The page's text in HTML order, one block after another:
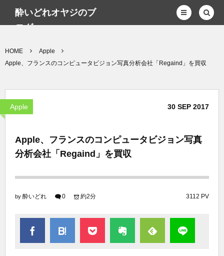
酔いどれオヤジのブ
ログwp
HOME
Apple
Apple、フランスのコンピュータビジョン写真分析会社「Regaind」を買収
Apple 30 SEP 2017
Apple、フランスのコンピュータビジョン写真
分析会社「Regaind」を買収
by 酔いどれ 0 3112 PV
約2分